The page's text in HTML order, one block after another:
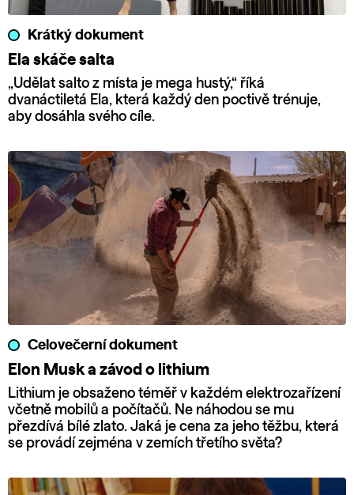
Krátký dokument
Ela skáče salta
„Udělat salto z místa je mega hustý,“ říká
dvanáctiletá Ela, která každý den poctivě trénuje,
aby dosáhla svého cíle.
Celovečerní dokument
Elon Musk a závod o lithium
Lithium je obsaženo téměř v každém elektrozařízení
včetně mobilů a počítačů. Ne náhodou se mu
přezdívá bílé zlato. Jaká je cena za jeho těžbu, která
se provádí zejména v zemích třetího světa?